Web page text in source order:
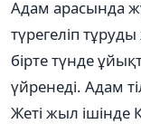
Адам арасында
түрегеліп
бірте түнде
үйренеді. Адам
Жеті жыл ішінде